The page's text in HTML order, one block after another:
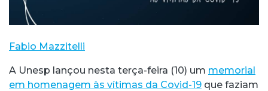
Fabio Mazzitelli
A Unesp lançou nesta terça-feira (10) um memorial
em homenagem às vítimas da Covid-19 que faziam